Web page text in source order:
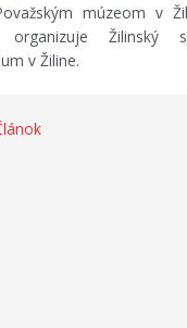
múzeom v
organizuje Žilinský
v Žiline.